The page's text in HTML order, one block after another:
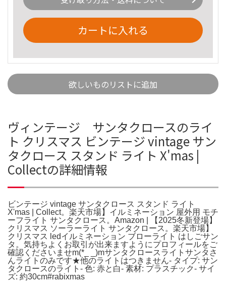
カートに入れる
欲しいものリストに追加
ヴィンテージ サンタクロースのライ
ト クリスマス ビンテージ vintage サン
タクロース スタンド ライト X'mas |
Collectの詳細情報
ビンテージ vintage サンタクロース スタンド ライト
X'mas | Collect。楽天市場】イルミネーション 屋外用 モチ
ーフライト サンタクロース。Amazon | 【2025冬新登場】
クリスマス ソーラーライト サンタクロース。楽天市場】
クリスマス ledイルミネーション ブローライト はしごサン
タ。気持ちよくお取引が出来ますようにプロフィールをご
確認くださいませm(*_ _)mサンタクロースライトサンタさ
んライトのみです★他のライトはつきません- タイプ: サン
タクロースのライト- 色: 赤と白- 素材: プラスチック- サイ
ズ: 約30cm#rabixmas